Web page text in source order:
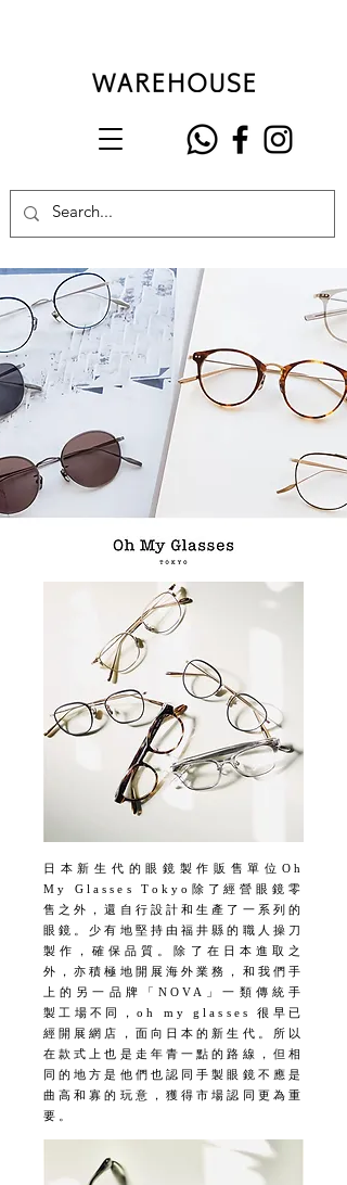
日本新生代的眼鏡製作販售單位Oh
My Glasses Tokyo除了經營眼鏡零
售之外，還自行設計和生產了一系列的
眼鏡。少有地堅持由福井縣的職人操刀
製作，確保品質。除了在日本進取之
外，亦積極地開展海外業務，和我們手
上的另一品牌「NOVA」一類傳統手
製工場不同，oh my glasses 很早已
經開展網店，面向日本的新生代。所以
在款式上也是走年青一點的路線，但相
同的地方是他們也認同手製眼鏡不應是
曲高和寡的玩意，獲得市場認同更為重
要。